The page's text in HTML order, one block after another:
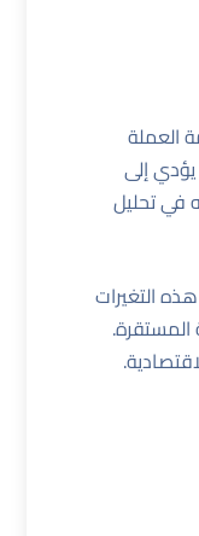
العملة
إلى
فيتحليل
التغيرات
المستقرة.
.